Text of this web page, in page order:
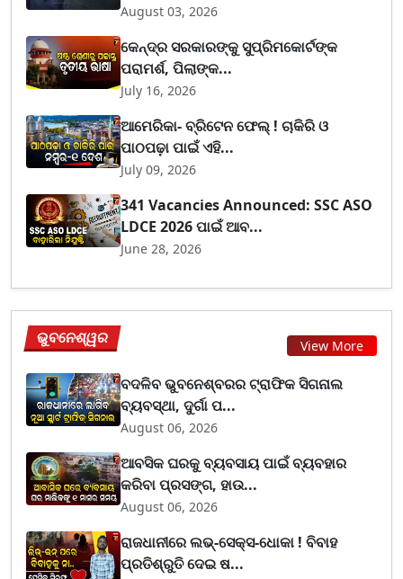
August 03, 2026
କେନ୍ଦ୍ର ସରକାରଙ୍କୁ ସୁପ୍ରିମକୋର୍ଟଙ୍କ
ପରାମର୍ଶ, ପିଲାଙ୍କ...
July 16, 2026
ଆମେରିକା- ବ୍ରିଟେନ ଫେଲ୍ ! ଚାକିରି ଓ
ପାଠପଢ଼ା ପାଇଁ ଏହି...
July 09, 2026
341 Vacancies Announced: SSC ASO
LDCE 2026 ପାଇଁ ଆବ...
June 28, 2026
ଭୁବନେଶ୍ୱର View More
ବଦଳିବ ଭୁବନେଶ୍ବରର ଟ୍ରାଫିକ ସିଗନାଲ
ବ୍ୟବସ୍ଥା, ଦୁର୍ଗା ପ...
August 06, 2026
ଆବସିକ ଘରକୁ ବ୍ୟବସାୟ ପାଇଁ ବ୍ୟବହାର
କରିବା ପ୍ରସଙ୍ଗ, ହାଉ...
August 06, 2026
ରାଜଧାନୀରେ ଲଭ୍-ସେକ୍ସ-ଧୋକା ! ବିବାହ
ପ୍ରତିଶ୍ରୁତି ଦେଇ ଷ...